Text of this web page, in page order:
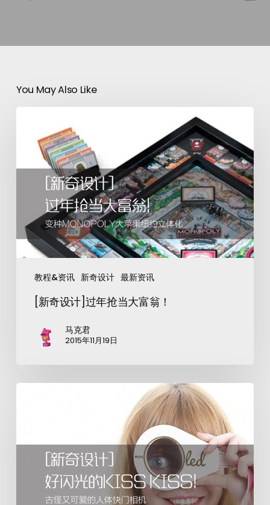
You May Also Like
教程&资讯 新奇设计 最新资讯
[新奇设计]过年抢当大富翁！
马克君
2015年11月19日